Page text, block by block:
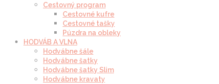
Cestovný program
Cestovné kufre
Cestovné tašky
Púzdra na obleky
HODVÁB A VLNA
Hodvábne šále
Hodvábne šatky
Hodvábne šatky Slim
Hodvábne kravaty